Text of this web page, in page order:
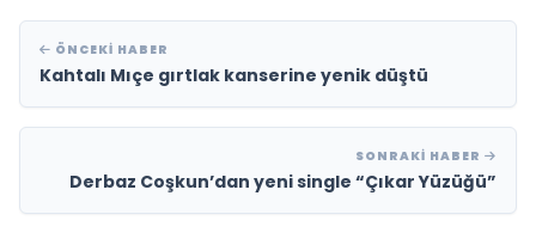
ÖNCEKI HABER
Kahtalı Mıçe gırtlak kanserine yenik düştü
SONRAKI HABER
Derbaz Coşkun’dan yeni single “Çıkar Yüzüğü”